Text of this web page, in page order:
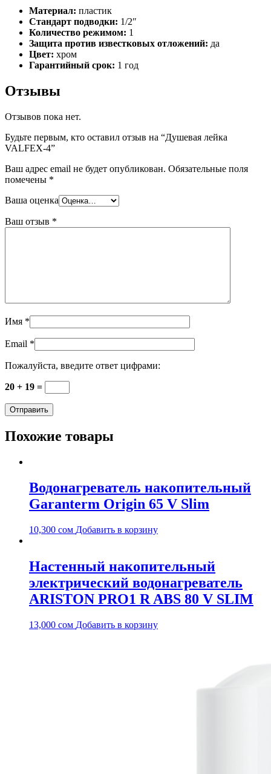
Материал: пластик
Стандарт подводки: 1/2″
Количество режимом: 1
Защита против известковых отложений: да
Цвет: хром
Гарантийный срок: 1 год
Отзывы
Отзывов пока нет.
Будьте первым, кто оставил отзыв на “Душевая лейка
VALFEX-4”
Ваш адрес email не будет опубликован. Обязательные поля
помечены *
Ваша оценка
Ваш отзыв *
Имя *
Email *
Пожалуйста, введите ответ цифрами:
20 + 19 =
Похожие товары
Водонагреватель накопительный
Garanterm Origin 65 V Slim
10,300 сом Добавить в корзину
Настенный накопительный
электрический водонагреватель
ARISTON PRO1 R ABS 80 V SLIM
13,000 сом Добавить в корзину